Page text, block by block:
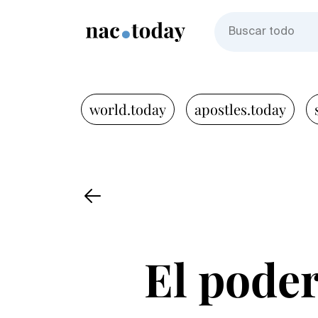
world.today apostles.today
El